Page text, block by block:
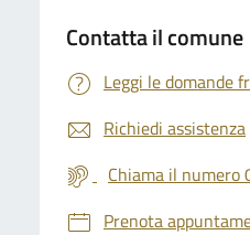
Contatta il comune
Leggi le domande
Richiedi assistenza
Chiama il
Prenota